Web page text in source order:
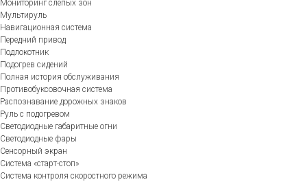
Мониторинг слепых зон
Мультируль
Навигационная система
Передний привод
Подлокотник
Подогрев сидений
Полная история обслуживания
Противобуксовочная система
Распознавание дорожных знаков
Руль с подогревом
Светодиодные габаритные огни
Светодиодные фары
Сенсорный экран
Система «старт-стоп»
Система контроля скоростного режима